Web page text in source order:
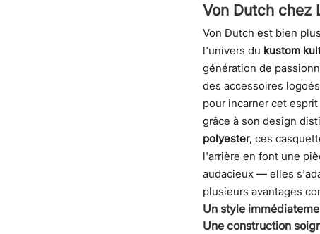
Von Dutch chez
Von Dutch est bien
l'univers du kustom
génération de
des accessoires
pour incarner cet
grâce à son design
polyester, ces
l'arrière en font une
audacieux — elles
plusieurs avantages
Un style
Une construction